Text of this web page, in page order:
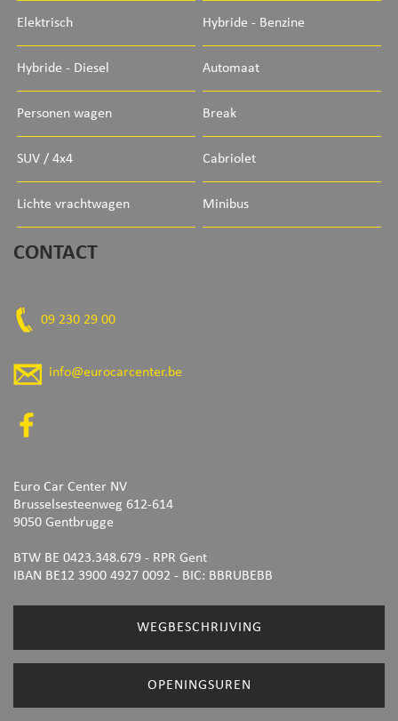
Elektrisch Hybride - Benzine
Hybride - Diesel Automaat
Personen wagen Break
SUV / 4x4 Cabriolet
Lichte vrachtwagen Minibus
CONTACT
09 230 29 00
info@eurocarcenter.be
Euro Car Center NV
Brusselsesteenweg 612-614
9050 Gentbrugge
BTW BE 0423.348.679 - RPR Gent
IBAN BE12 3900 4927 0092 - BIC: BBRUBEBB
WEGBESCHRIJVING
OPENINGSUREN